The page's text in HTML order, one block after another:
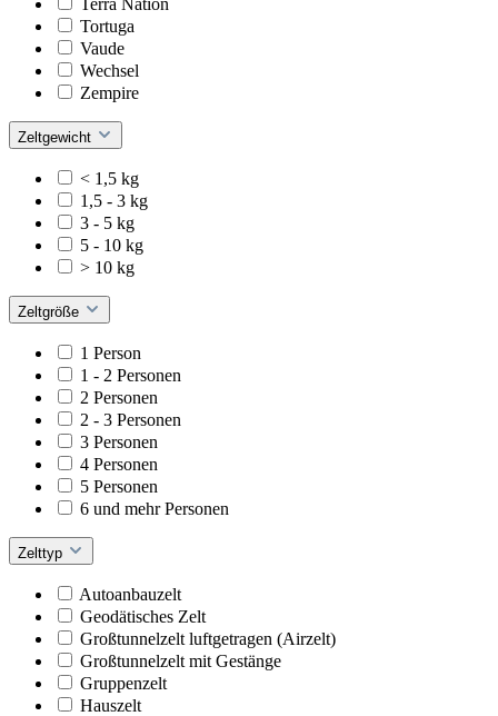
Terra Nation
Tortuga
Vaude
Wechsel
Zempire
Zeltgewicht
< 1,5 kg
1,5 - 3 kg
3 - 5 kg
5 - 10 kg
> 10 kg
Zeltgröße
1 Person
1 - 2 Personen
2 Personen
2 - 3 Personen
3 Personen
4 Personen
5 Personen
6 und mehr Personen
Zelttyp
Autoanbauzelt
Geodätisches Zelt
Großtunnelzelt luftgetragen (Airzelt)
Großtunnelzelt mit Gestänge
Gruppenzelt
Hauszelt